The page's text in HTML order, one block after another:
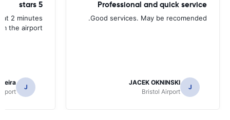
Professional and quick service
Good services. May be recomended.
J
JACEK OKNINSKI
Bristol Airport
5 stars
2 minutes
the airport.
J